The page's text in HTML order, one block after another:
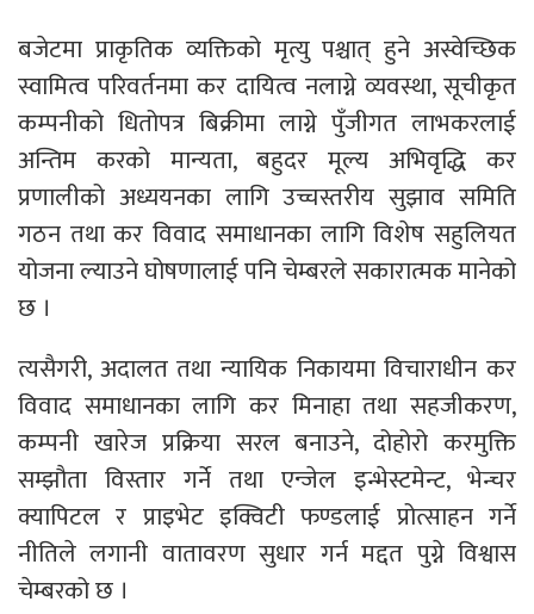
बजेटमा प्राकृतिक व्यक्तिको मृत्यु पश्चात् हुने अस्वेच्छिक
स्वामित्व परिवर्तनमा कर दायित्व नलाग्ने व्यवस्था, सूचीकृत
कम्पनीको धितोपत्र बिक्रीमा लाग्ने पुँजीगत लाभकरलाई
अन्तिम करको मान्यता, बहुदर मूल्य अभिवृद्धि कर
प्रणालीको अध्ययनका लागि उच्चस्तरीय सुझाव समिति
गठन तथा कर विवाद समाधानका लागि विशेष सहुलियत
योजना ल्याउने घोषणालाई पनि चेम्बरले सकारात्मक मानेको
छ ।
त्यसैगरी, अदालत तथा न्यायिक निकायमा विचाराधीन कर
विवाद समाधानका लागि कर मिनाहा तथा सहजीकरण,
कम्पनी खारेज प्रक्रिया सरल बनाउने, दोहोरो करमुक्ति
सम्झौता विस्तार गर्ने तथा एन्जेल इन्भेस्टमेन्ट, भेन्चर
क्यापिटल र प्राइभेट इक्विटी फण्डलाई प्रोत्साहन गर्ने
नीतिले लगानी वातावरण सुधार गर्न मद्दत पुग्ने विश्वास
चेम्बरको छ ।